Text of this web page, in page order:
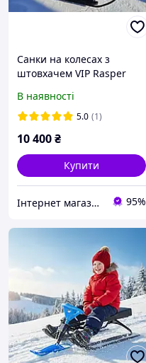
Санки на колесах з
штовхачем VIP Rasper
хутром і зручними
муфтами
В наявності
5.0 (1)
10 400₴
Купити
Інтернет магазин "Vip-Sad" 95%